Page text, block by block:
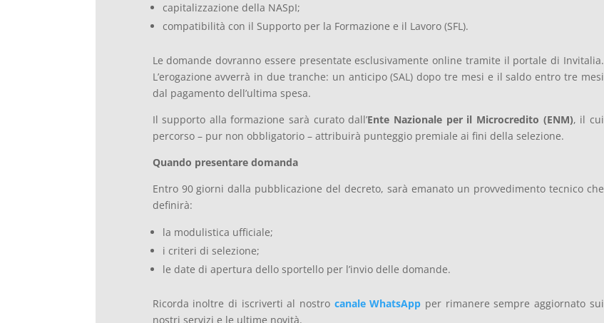
capitalizzazione della NASpI;
compatibilità con il Supporto per la Formazione e il Lavoro (SFL).
Le domande dovranno essere presentate esclusivamente online tramite il portale di Invitalia.
L’erogazione avverrà in due tranche: un anticipo (SAL) dopo tre mesi e il saldo entro tre mesi
dal pagamento dell’ultima spesa.
Il supporto alla formazione sarà curato dall’Ente Nazionale per il Microcredito (ENM), il cui
percorso – pur non obbligatorio – attribuirà punteggio premiale ai fini della selezione.
Quando presentare domanda
Entro 90 giorni dalla pubblicazione del decreto, sarà emanato un provvedimento tecnico che
definirà:
la modulistica ufficiale;
i criteri di selezione;
le date di apertura dello sportello per l’invio delle domande.
Ricorda inoltre di iscriverti al nostro canale WhatsApp per rimanere sempre aggiornato sui
nostri servizi e le ultime novità.